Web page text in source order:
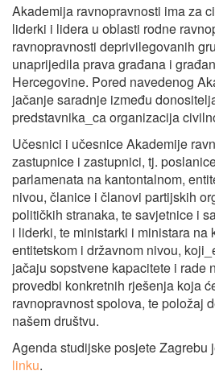
Akademija ravnopravnosti ima za
liderki i lidera u oblasti rodne
ravnopravnosti deprivilegovanih
unaprijedila prava građana i
Hercegovine. Pored navedenog
jačanje saradnje između
predstavnika_ca organizacija
Učesnici i učesnice Akademije
zastupnice i zastupnici, tj.
parlamenata na kantontalnom,
nivou, članice i članovi partijskih
političkih stranaka, te savjetnice i
i liderki, te ministarki i ministara na
entitetskom i državnom nivou,
jačaju sopstvene kapacitete i rade
provedbi konkretnih rješenja koja
ravnopravnost spolova, te položaj
našem društvu.
Agenda studijske posjete Zagrebu
linku.